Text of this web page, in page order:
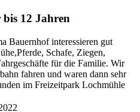
12 Jahren
Bauernhof interessieren gut
Schafe, Ziegen,
für die Familie. Wir
fahren und waren dann sehr
im Freizeitpark Lochmühle